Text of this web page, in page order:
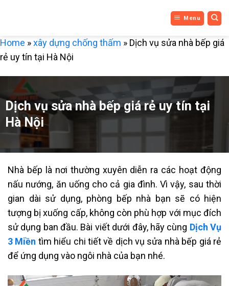
Menu
Home »xây dựng chống thấm » Dịch vụ sửa nhà bếp giá
rẻ uy tín tại Hà Nội
Dịch vụ sửa nhà bếp giá rẻ uy tín tại
Hà Nội
Nhà bếp là nơi thường xuyên diễn ra các hoạt động
nấu nướng, ăn uống cho cả gia đình. Vì vậy, sau thời
gian dài sử dụng, phòng bếp nhà bạn sẽ có hiện
tượng bị xuống cấp, không còn phù hợp với mục đích
sử dụng ban đầu. Bài viết dưới đây, hãy cùng Dịch Vụ
3 Miền tìm hiểu chi tiết về dịch vụ sửa nhà bếp giá rẻ
để ứng dụng vào ngôi nhà của bạn nhé.